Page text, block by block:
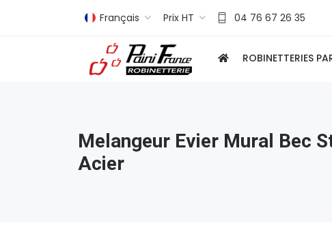
Français Prix HT 04 76 67 26 35
ROBINETTERIES
Melangeur Evier Mural Bec
Acier